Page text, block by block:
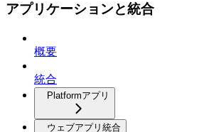
アプリケーションと統合
概要
統合
Platformアプリ
ウェブアプリ統合